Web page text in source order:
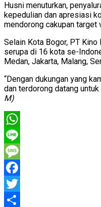
Husni menuturkan,
kepedulian dan apresiasi
mendorong cakupan target
Selain Kota Bogor, PT
serupa di 16 kota se-
Medan, Jakarta, Malang,
“Dengan dukungan yang
dan terdorong datang untuk
M)
WhatsApp
Line
Message
Facebook
Twitter